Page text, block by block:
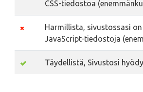
CSS-tiedostoa
Harmillista, sivustossasi
JavaScript-tiedostoja
Täydellistä, Sivustosi